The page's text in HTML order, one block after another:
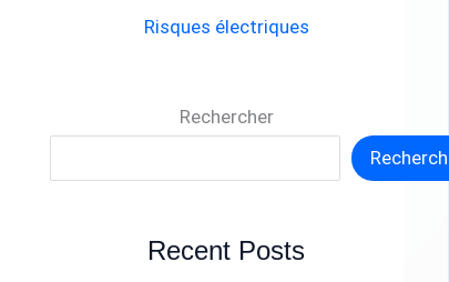
Risques électriques
Rechercher
Recent Posts